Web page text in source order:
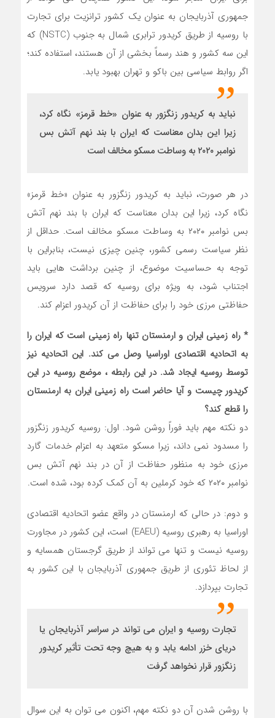
جمهوری آذربایجان به عنوان یک کشور ترانزیت برای تجارت
با روسیه از طریق کریدور ترابری شمال به جنوب (NSTC) که
این سه کشور و هند رسماً بخشی از آن هستند، استفاده کند؛
اگر روابط سیاسی بین باکو و تهران بهبود یابد.
نباید به کریدور زنگزور به عنوان «خط قرمز» نگاه کرد،
زیرا این بدان معناست که ایران با بند نهم آتش بس
نوامبر ۲۰۲۰ به وساطت مسکو مخالف است
در هر صورت، نباید به کریدور زنگزور به عنوان «خط قرمز»
نگاه کرد، زیرا این بدان معناست که ایران با بند نهم آتش
بس نوامبر ۲۰۲۰ به وساطت مسکو مخالف است. حداقل از
نظر سیاست رسمی کشور، چنین چیزی نیست، بنابراین با
توجه به حساسیت موضوع، از چنین برداشت هایی باید
اجتناب شود، به ویژه برای روسیه که قصد دارد سرویس
حفاظتی مرزی خود را برای حفاظت از آن کریدور اعزام کند.
* راه زمینی ایران و ارمنستان تنها راه زمینی است که ایران را
به اتحادیه اقتصادی اوراسیا وصل می کند. این اتحادیه نیز
توسط روسیه ایجاد شد. در این رابطه ، موضع روسیه در این
کریدور چیست و آیا حاضر است راه زمینی ایران به ارمنستان
را قطع کند؟
دو نکته مهم باید فوراً روشن شود. اول: روسیه کریدور زنگزور
را مسدود نمی داند، زیرا مسکو متعهد به اعزام خدمات گارد
مرزی خود به منظور حفاظت از آن در بند نهم آتش بس
نوامبر ۲۰۲۰ که خود کرملین به آن کمک کرده بود، شده است.
و دوم: در حالی که ارمنستان در واقع عضو اتحادیه اقتصادی
اوراسیا به رهبری روسیه (EAEU) است، این کشور در مجاورت
روسیه نیست و تنها می تواند از طریق گرجستان همسایه و
از لحاظ تئوری از طریق جمهوری آذربایجان با این کشور به
تجارت بپردازد.
تجارت روسیه و ایران می تواند در سراسر آذربایجان یا
دریای خزر ادامه یابد و به هیچ وجه تحت تأثیر کریدور
زنگزور قرار نخواهد گرفت
با روشن شدن آن دو نکته مهم، اکنون می توان به این سوال